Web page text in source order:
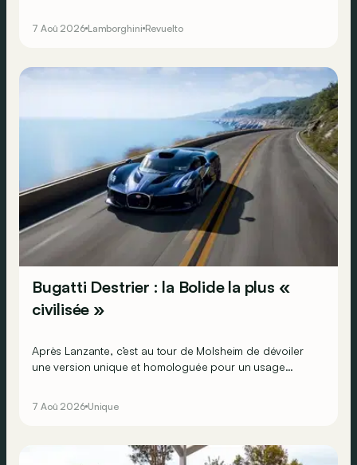
7 Aoû 2026 Lamborghini Revuelto
Bugatti Destrier : la Bolide la plus «
civilisée »
Après Lanzante, c’est au tour de Molsheim de dévoiler
une version unique et homologuée pour un usage
7 Aoû 2026 Unique